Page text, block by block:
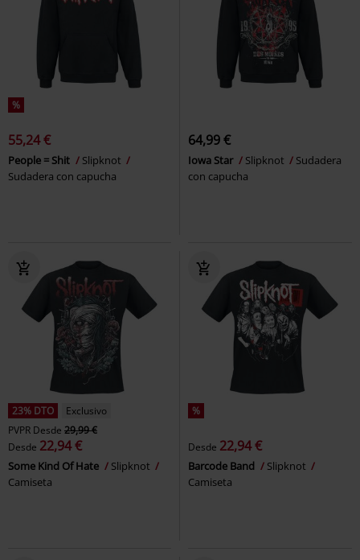
%
55,24 €
People = Shit
Slipknot
Sudadera con capucha
64,99 €
Iowa Star Slipknot
Sudadera
con capucha
23% DTO
Exclusivo
PVPR Desde 29,99 €
Desde 22,94 €
Some Kind Of Hate
Slipknot
Camiseta
%
Desde 22,94 €
Barcode Band
Slipknot
Camiseta